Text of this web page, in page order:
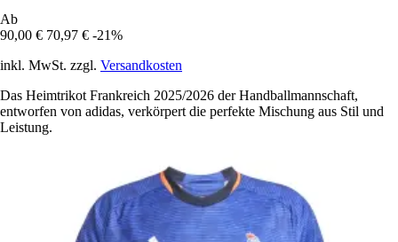
Ab
90,00 € 70,97 € -21%
inkl. MwSt. zzgl. Versandkosten
Das Heimtrikot Frankreich 2025/2026 der Handballmannschaft,
entworfen von adidas, verkörpert die perfekte Mischung aus Stil und
Leistung.